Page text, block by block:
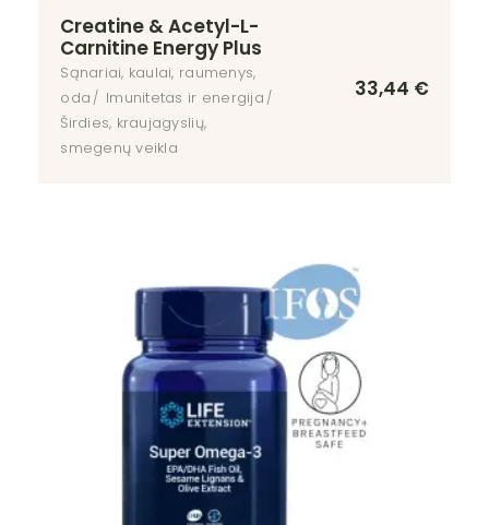
Creatine & Acetyl-L-
Carnitine Energy Plus
Sąnariai, kaulai, raumenys,
oda
Imunitetas ir energija
Širdies, kraujagyslių,
smegenų veikla
33,44 €